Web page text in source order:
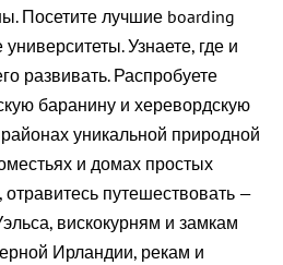
Посетите лучшие boarding
Узнаете, где и
развивать. Распробуете
баранину и херевордскую
уникальной природной
и домах простых
отравитесь путешествовать —
вискокурням и замкам
Ирландии, рекам и